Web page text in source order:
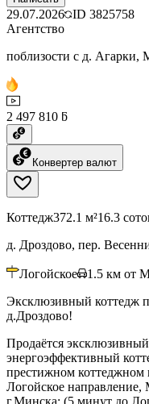
29.07.2026 ID 3825758
Агентство
поблизости с д. Агарки,
2 497 810 ƃ
Конвертер валют
Коттедж372.1 м²16.3
д. Дроздово, пер.
Логойское 1.5 км от
Эксклюзивный коттедж
д.Дроздово!
Продаётся
энергоэффективный
престижном коттеджном
Логойское
г.Минска; (5 минут до